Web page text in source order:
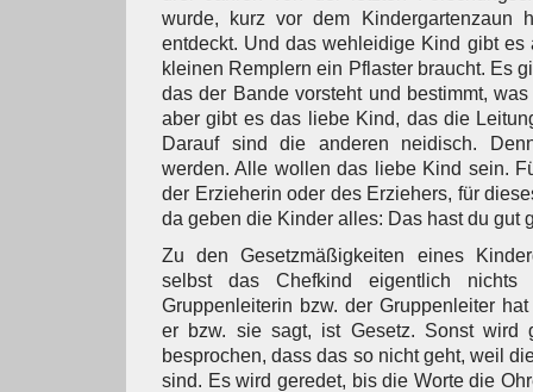
wurde, kurz vor dem Kindergartenzaun
entdeckt. Und das wehleidige Kind gibt es
kleinen Remplern ein Pflaster braucht. Es
das der Bande vorsteht und bestimmt,
aber gibt es das liebe Kind, das die
Darauf sind die anderen neidisch.
werden. Alle wollen das liebe Kind sein.
der Erzieherin oder des Erziehers, für
da geben die Kinder alles: Das hast du gut
Zu den Gesetzmäßigkeiten eines
selbst das Chefkind eigentlich
Gruppenleiterin bzw. der Gruppenleiter
er bzw. sie sagt, ist Gesetz. Sonst wird
besprochen, dass das so nicht geht, weil
sind. Es wird geredet, bis die Worte die